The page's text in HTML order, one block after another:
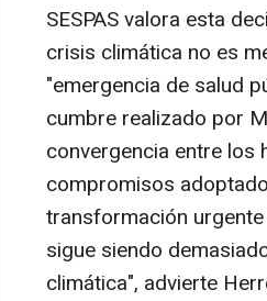
SESPAS valora esta
crisis climática no es
"emergencia de salud
cumbre realizado por
convergencia entre los
compromisos
transformación
sigue siendo
climática", advierte